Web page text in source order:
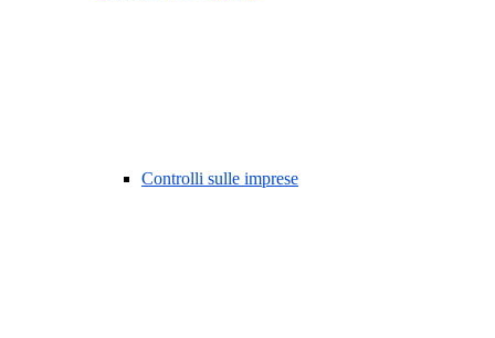
Controlli sulle imprese